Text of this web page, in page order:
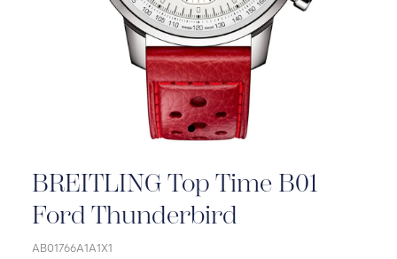
BREITLING Top Time B01
Ford Thunderbird
AB01766A1A1X1